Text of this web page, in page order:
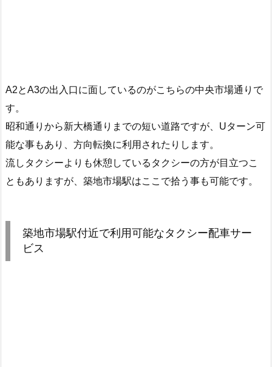
A2とA3の出入口に面しているのがこちらの中央市場通りで
す。
昭和通りから新大橋通りまでの短い道路ですが、Uターン可
能な事もあり、方向転換に利用されたりします。
流しタクシーよりも休憩しているタクシーの方が目立つこ
ともありますが、築地市場駅はここで拾う事も可能です。
築地市場駅付近で利用可能なタクシー配車サー
ビス